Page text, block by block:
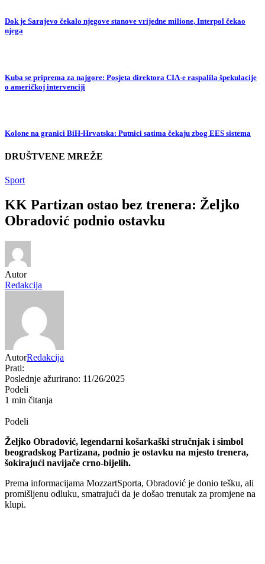
Dok je Sarajevo čekalo njegove stanove vrijedne milione, Interpol čekao
njega
Kuba se priprema za najgore: Posjeta direktora CIA-e raspalila špekulacije
o američkoj intervenciji
Kolone na granici BiH-Hrvatska: Putnici satima čekaju zbog EES sistema
DRUŠTVENE MREŽE
Sport
KK Partizan ostao bez trenera: Željko
Obradović podnio ostavku
Autor
Redakcija
AutorRedakcija
Prati:
Poslednje ažurirano: 11/26/2025
Podeli
1 min čitanja
Podeli
Željko Obradović, legendarni košarkaški stručnjak i simbol
beogradskog Partizana, podnio je ostavku na mjesto trenera,
šokirajući navijače crno-bijelih.
Prema informacijama MozzartSporta, Obradović je donio tešku, ali
promišljenu odluku, smatrajući da je došao trenutak za promjene na
klupi.